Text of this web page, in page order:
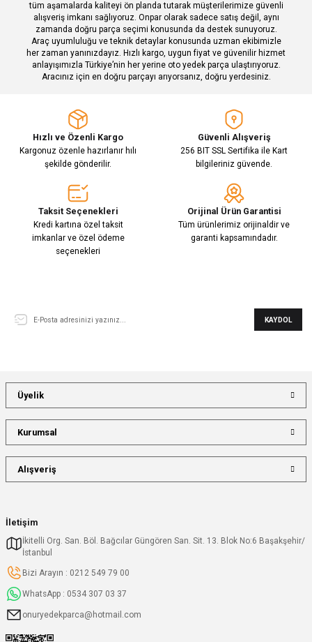
Gönder
tüm aşamalarda kaliteyi ön planda tutarak müşterilerimize güvenli
alışveriş imkanı sağlıyoruz. Onpar olarak sadece satış değil, aynı
zamanda doğru parça seçimi konusunda da destek sunuyoruz.
Araç uyumluluğu ve teknik detaylar konusunda uzman ekibimizle
her zaman yanınızdayız. Hızlı kargo, uygun fiyat ve güvenilir hizmet
anlayışımızla Türkiye’nin her yerine oto yedek parça ulaştırıyoruz.
Aracınız için en doğru parçayı arıyorsanız, doğru yerdesiniz.
Hızlı ve Özenli Kargo
Kargonuz özenle hazırlanır hılı
şekilde gönderilir.
Güvenli Alışveriş
256 BIT SSL Sertifika ile Kart
bilgileriniz güvende.
Taksit Seçenekleri
Kredi kartına özel taksit
imkanlar ve özel ödeme
seçenekleri
Orijinal Ürün Garantisi
Tüm ürünlerimiz orijinaldir ve
garanti kapsamındadır.
KAYDOL
İletişim
İkitelli Org. San. Böl. Bağcılar Güngören San. Sit. 13. Blok No:6 Başakşehir/
İstanbul
Bizi Arayın : 0212 549 79 00
WhatsApp : 0534 307 03 37
onuryedekparca@hotmail.com
Üyelik
Kurumsal
Alışveriş